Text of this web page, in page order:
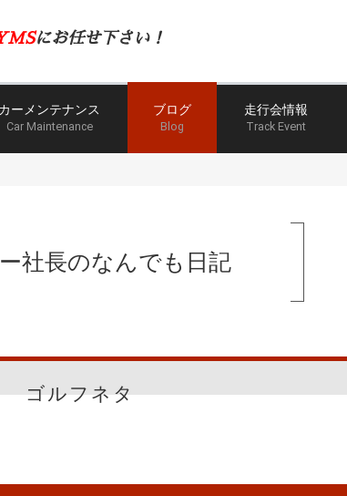
にお任せ下さい！
カーメンテナンス
Car Maintenance
ブログ
Blog
走行会情報
Track Event
社長のなんでも日記
ゴルフネタ